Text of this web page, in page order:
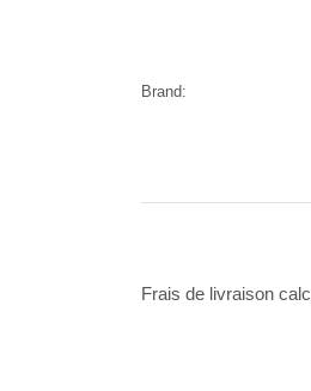
Brand:
Frais de livraison